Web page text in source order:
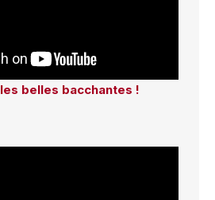
belles bacchantes !